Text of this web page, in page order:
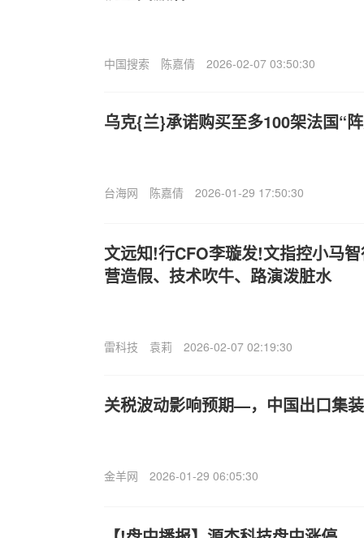
中国搜索 陈嘉倩 2026-02-07 03:50:30
乌克{兰}承诺购买至多100架法国“
台海网 陈嘉倩 2026-01-29 17:50:30
文远知!行CFO李璇发!文指控小马
营造假、技术吹牛、路演泼脏水
雷科技 袁莉 2026-02-07 02:19:30
关税波动影响预期—，中国出口集
金羊网 2026-01-29 06:05:30